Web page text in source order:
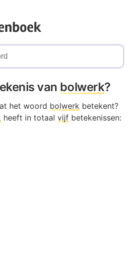
van bolwerk?
het woord bolwerk betekent?
heeft in totaal vijf betekenissen: